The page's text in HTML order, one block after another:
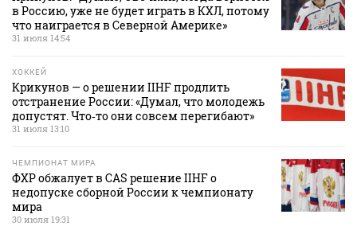
в Россию, уже не будет играть в КХЛ, потому
что наиграется в Северной Америке»
31 июля 14:54
ХОККЕЙ
Крикунов — о решении IIHF продлить
отстранение России: «Думал, что молодежь
допустят. Что‑то они совсем перегибают»
31 июля 13:10
ЧЕМПИОНАТ МИРА
ФХР обжалует в CAS решение IIHF о
недопуске сборной России к чемпионату
мира
30 июля 19:31